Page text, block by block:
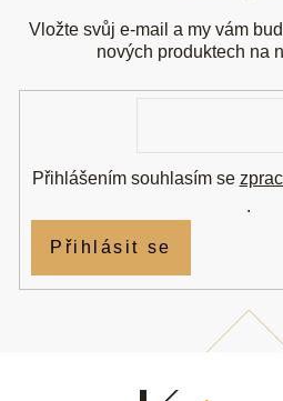
Vložte svůj e-mail a my vám
nových produktech na
Přihlášením souhlasím se
.
Přihlásit se